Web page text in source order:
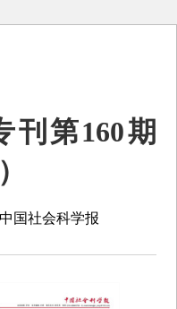
刊第160期
中国社会科学报